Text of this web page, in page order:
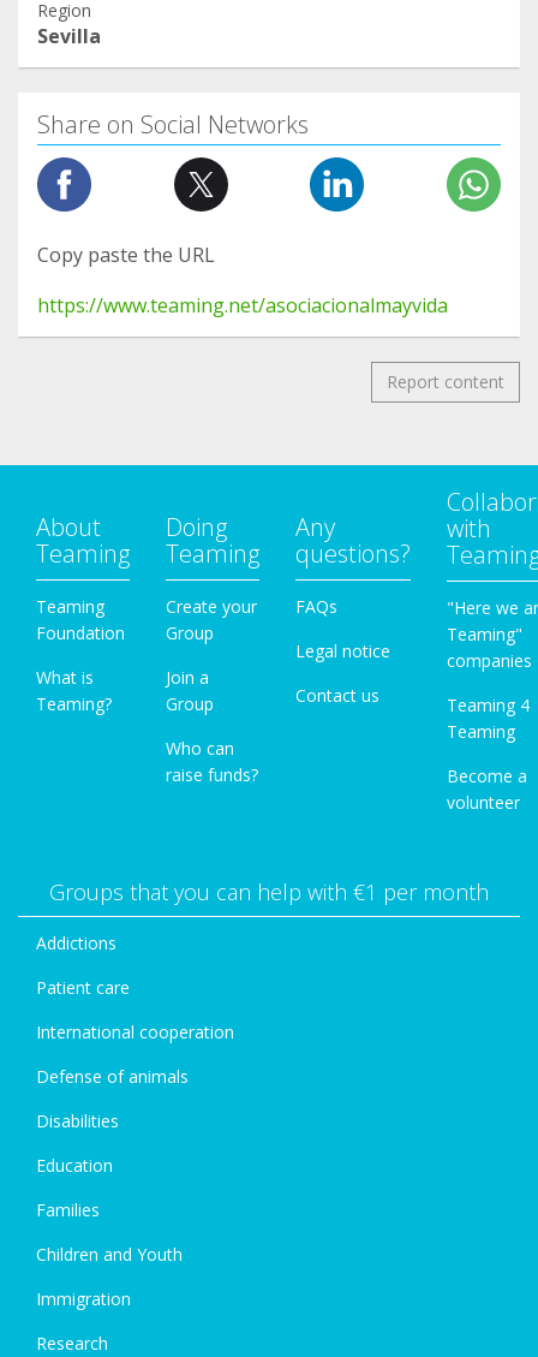
Region
Sevilla
Share on Social Networks
Copy paste the URL
https://www.teaming.net/asociacionalmayvida
Report content
About
Teaming
Teaming
Foundation
What is
Teaming?
Doing
Teaming
Create your
Group
Join a
Group
Who can
raise funds?
Any
questions?
FAQs
Legal notice
Contact us
with
"Here we
Teaming"
companies
Teaming 4
Teaming
Become a
volunteer
Groups that you can help with €1 per month
Addictions
Patient care
International cooperation
Defense of animals
Disabilities
Education
Families
Children and Youth
Immigration
Research